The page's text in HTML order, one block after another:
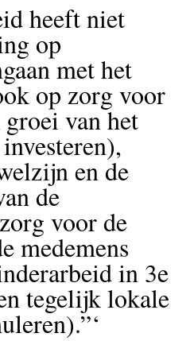
heeft niet
op
met het
op zorg voor
van het
en de
de
voor de
medemens
in 3e
tegelijk lokale